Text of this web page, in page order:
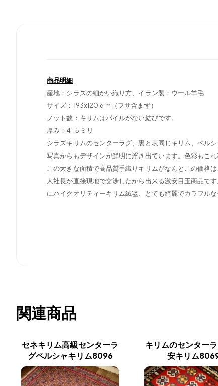
商品明細
産地：シラズの細かい織り方、イラン製：ウール羊毛
サイズ：193x120ｃｍ（フサ含まず）
ノット数：キリムはパイルがない結びです。
厚み：4-5 ミリ
シラズキリムのセンターラグ、裏と表同じキリム、ペル
写真からもデザインが鮮明に浮き出ています。色彩もこ
この大きな面積で高品質手織りキリムがなんとこの価格
人社長が直接現地で交渉したから出来る激安目玉商品で
にハイクオリティーキリム絨毯、とても綺麗でカラフル
関連商品
セネキリム高級センターラ
グペルシャキリム8096
キリムのセンター
安キリム